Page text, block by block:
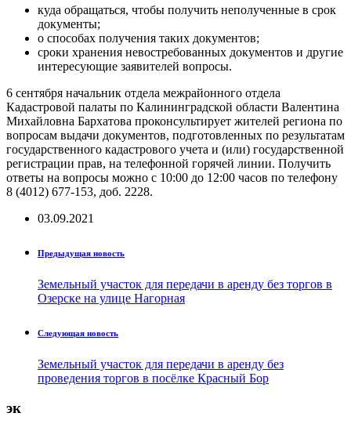
куда обращаться, чтобы получить неполученные в срок
документы;
о способах получения таких документов;
сроки хранения невостребованных документов и другие
интересующие заявителей вопросы.
6 сентября начальник отдела межрайонного отдела
Кадастровой палаты по Калининградской области Валентина
Михайловна Бархатова проконсультирует жителей региона по
вопросам выдачи документов, подготовленных по результатам
государственного кадастрового учета и (или) государственной
регистрации прав, на телефонной горячей линии. Получить
ответы на вопросы можно с 10:00 до 12:00 часов по телефону
8 (4012) 677-153, доб. 2228.
03.09.2021
Предыдущая новость
Земельный участок для передачи в аренду без торгов в
Озерске на улице Нагорная
Следующая новость
Земельный участок для передачи в аренду без
проведения торгов в посёлке Красный Бор
эк